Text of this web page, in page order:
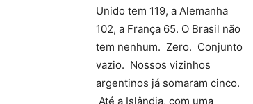
Unido tem 119, a Alemanha
102, a França 65. O Brasil não
tem nenhum. Zero. Conjunto
vazio. Nossos vizinhos
argentinos já somaram cinco.
Até a Islândia, com uma